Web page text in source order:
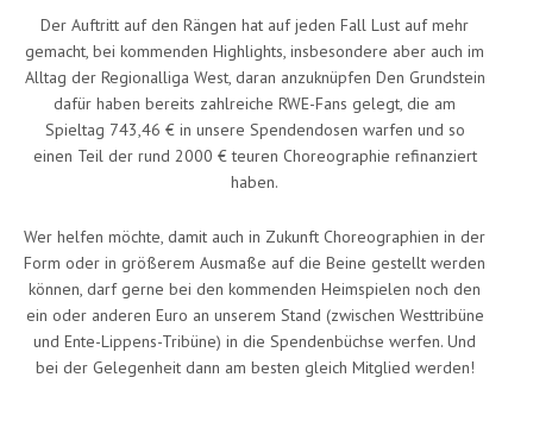
Der Auftritt auf den Rängen hat auf jeden Fall Lust auf mehr
gemacht, bei kommenden Highlights, insbesondere aber auch im
Alltag der Regionalliga West, daran anzuknüpfen Den Grundstein
dafür haben bereits zahlreiche RWE-Fans gelegt, die am
Spieltag 743,46 € in unsere Spendendosen warfen und so
einen Teil der rund 2000 € teuren Choreographie refinanziert
haben.
Wer helfen möchte, damit auch in Zukunft Choreographien in der
Form oder in größerem Ausmaße auf die Beine gestellt werden
können, darf gerne bei den kommenden Heimspielen noch den
ein oder anderen Euro an unserem Stand (zwischen Westtribüne
und Ente-Lippens-Tribüne) in die Spendenbüchse werfen. Und
bei der Gelegenheit dann am besten gleich Mitglied werden!